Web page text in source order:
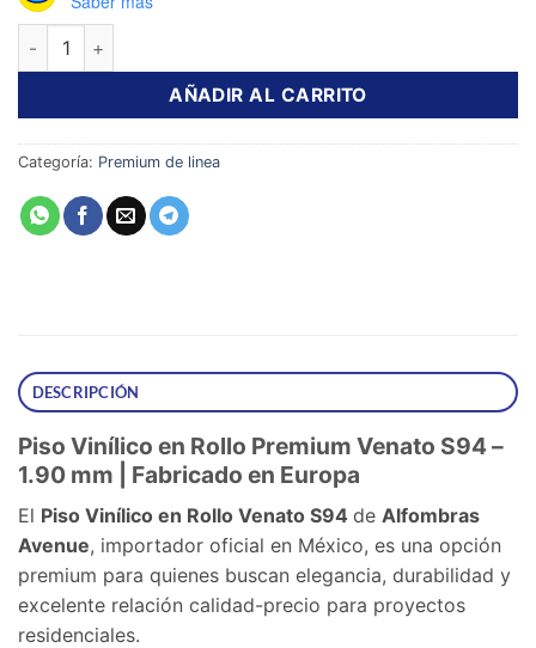
Piso Vinílico en Rollo Premium Venato S94 1.90 mm 2 m de
AÑADIR AL CARRITO
Categoría: Premium de linea
DESCRIPCIÓN
Piso Vinílico en Rollo Premium Venato S94 –
1.90 mm | Fabricado en Europa
El Piso Vinílico en Rollo Venato S94 de Alfombras
Avenue, importador oficial en México, es una opción
premium para quienes buscan elegancia, durabilidad y
excelente relación calidad-precio para proyectos
residenciales.